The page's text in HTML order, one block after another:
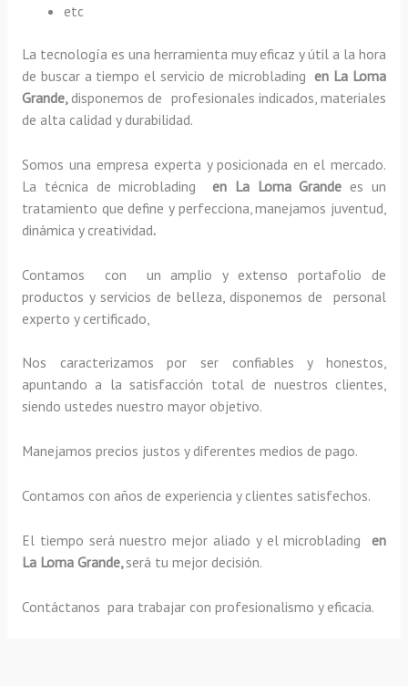
etc
La tecnología es una herramienta muy eficaz y útil a la hora
de buscar a tiempo el servicio de microblading en La Loma
Grande,disponemos de profesionales indicados, materiales
de alta calidad y durabilidad.
Somos una empresa experta y posicionada en el mercado.
La técnica de microblading en La Loma Grande es un
tratamiento que define y perfecciona, manejamos juventud,
dinámica y creatividad.
Contamos con un amplio y extenso portafolio de
productos y servicios de belleza, disponemos de personal
experto y certificado,
Nos caracterizamos por ser confiables y honestos,
apuntando a la satisfacción total de nuestros clientes,
siendo ustedes nuestro mayor objetivo.
Manejamos precios justos y diferentes medios de pago.
Contamos con años de experiencia y clientes satisfechos.
El tiempo será nuestro mejor aliado y elmicroblading en
La Loma Grande, será tu mejor decisión.
Contáctanos para trabajar con profesionalismo y eficacia.